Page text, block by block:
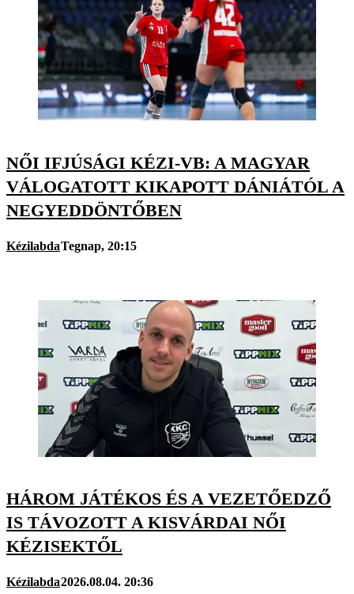
NŐI IFJÚSÁGI KÉZI-VB: A MAGYAR
VÁLOGATOTT KIKAPOTT DÁNIÁTÓL A
NEGYEDDÖNTŐBEN
KézilabdaTegnap, 20:15
HÁROM JÁTÉKOS ÉS A VEZETŐEDZŐ
IS TÁVOZOTT A KISVÁRDAI NŐI
KÉZISEKTŐL
Kézilabda2026.08.04. 20:36